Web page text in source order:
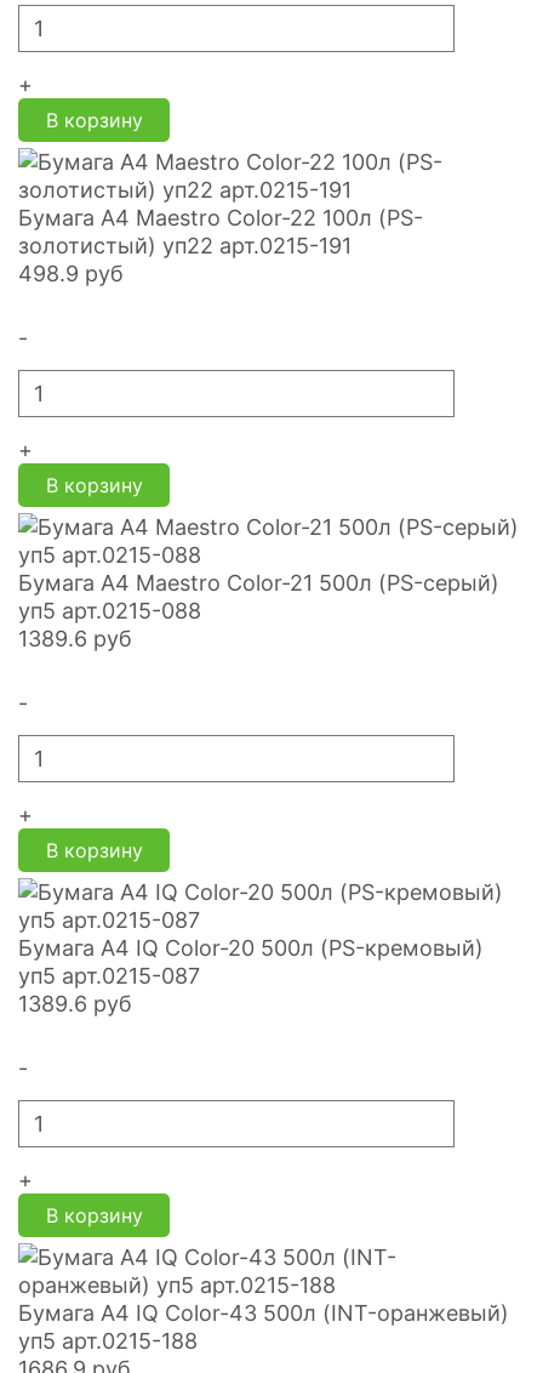
+
В корзину
Бумага А4 Maestro Color-22 100л (PS-
золотистый) уп22 арт.0215-191
498.9 руб
-
+
В корзину
Бумага А4 Maestro Color-21 500л (PS-серый)
уп5 арт.0215-088
1389.6 руб
-
+
В корзину
Бумага А4 IQ Color-20 500л (PS-кремовый)
уп5 арт.0215-087
1389.6 руб
-
+
В корзину
Бумага А4 IQ Color-43 500л (INT-оранжевый)
уп5 арт.0215-188